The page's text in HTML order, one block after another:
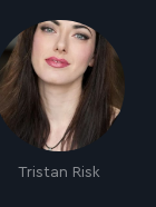
Tristan Risk